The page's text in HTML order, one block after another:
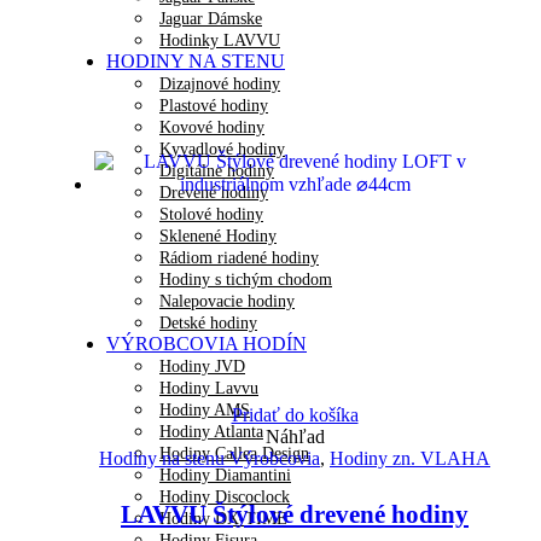
Jaguar Dámske
Hodinky LAVVU
HODINY NA STENU
Dizajnové hodiny
Plastové hodiny
Kovové hodiny
Kyvadlové hodiny
Digitálne hodiny
Drevené hodiny
Stolové hodiny
Sklenené Hodiny
Rádiom riadené hodiny
Hodiny s tichým chodom
Nalepovacie hodiny
Detské hodiny
VÝROBCOVIA HODÍN
Hodiny JVD
Hodiny Lavvu
Hodiny AMS
Hodiny Atlanta
Hodiny Callea Design
Hodiny Diamantini
Hodiny Discoclock
Hodiny DX-TIME
Pridať do košíka
Náhľad
Hodiny na stenu Výrobcovia, Hodiny zn. VLAHA
LAVVU Štýlové drevené hodiny